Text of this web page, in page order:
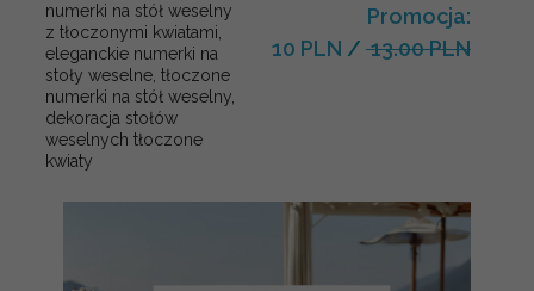
numerki na stół weselny
z tłoczonymi kwiatami,
eleganckie numerki na
stoły weselne, tłoczone
numerki na stół weselny,
dekoracja stołów
weselnych tłoczone
kwiaty
Promocja:
10 PLN / 13.00 PLN